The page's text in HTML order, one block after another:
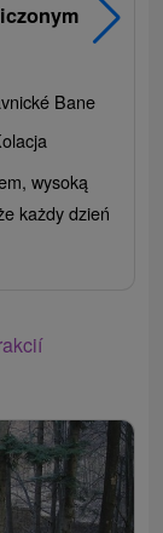
Bane
wysoką
każdy dzień